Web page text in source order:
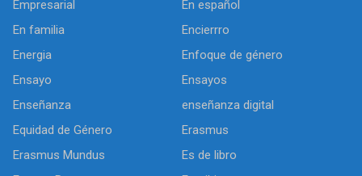
Empresarial
En español
En familia
Encierrro
Energia
Enfoque de género
Ensayo
Ensayos
Enseñanza
enseñanza digital
Equidad de Género
Erasmus
Erasmus Mundus
Es de libro